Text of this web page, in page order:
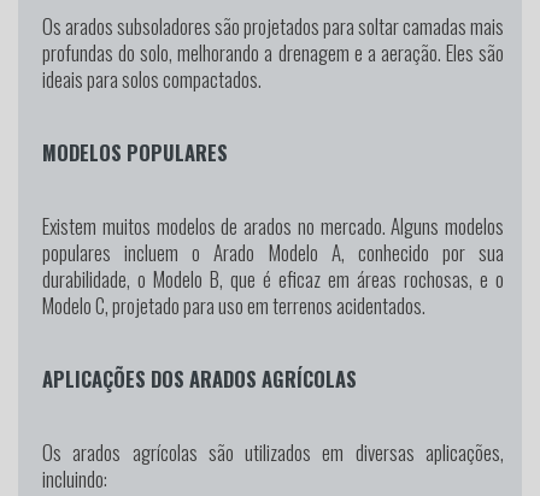
Os arados subsoladores são projetados para soltar camadas mais
profundas do solo, melhorando a drenagem e a aeração. Eles são
ideais para solos compactados.
MODELOS POPULARES
Existem muitos modelos de arados no mercado. Alguns modelos
populares incluem o Arado Modelo A, conhecido por sua
durabilidade, o Modelo B, que é eficaz em áreas rochosas, e o
Modelo C, projetado para uso em terrenos acidentados.
APLICAÇÕES DOS ARADOS AGRÍCOLAS
Os arados agrícolas são utilizados em diversas aplicações,
incluindo: